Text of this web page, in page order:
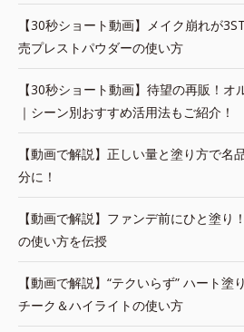
【30秒ショート動画】メイク崩れが
売プレストパウダーの使い方
【30秒ショート動画】待望の再販！
｜シーン別おすすめ活用法もご紹介！
【動画で解説】正しい量と塗り方で名
分に！
【動画で解説】ファンデ前にひと塗
の使い方を伝授
【動画で解説】“テクいらず” ハート塗
チーク＆ハイライトの使い方